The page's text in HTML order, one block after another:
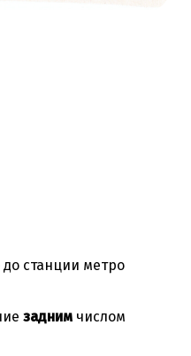
до станции метро
заднимчислом